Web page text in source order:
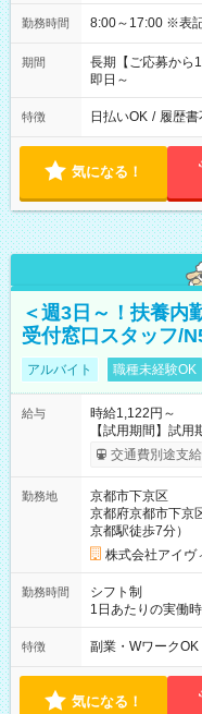
勤務時間 8:00～
期間
長期【ご応募から
即日～
特徴 日払いOK / 履歴書
気になる！
＜週3日～！扶養内
受付窓口スタッフ/
アルバイト 職種未経験OK
給与
時給1,122円～
【試用期間】試用
交通費別途支
勤務地
京都市下京区
京都府京都市下京
京都駅徒歩7分）
株式会社アイヴ
勤務時間
シフト制
1日あたりの実働
16:30 【火木】：8:45～19:00 週3日
勤務OK ※月1回～2回程度、日曜日出勤をお願いします。 ※時間
ん。
特徴 副業・WワークOK
気になる！